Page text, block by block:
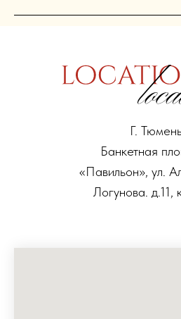
Г.
Банкетная
«Павильон», ул.
Логунова. д.11,